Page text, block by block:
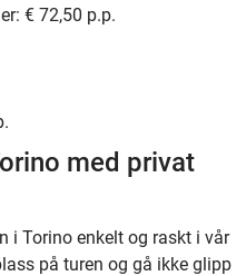
€ 72,50 p.p.
med privat
i Torino enkelt og raskt i vår
på turen og gå ikke glipp